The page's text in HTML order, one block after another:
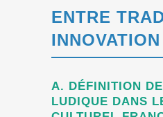
ENTRE
INNOVATION
A. DÉFINITION
LUDIQUE DANS